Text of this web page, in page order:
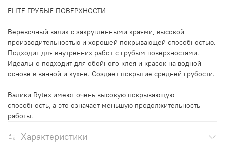
ELITE ГРУБЫЕ ПОВЕРХНОСТИ
Веревочный валик с закругленными краями, высокой
производительностью и хорошей покрывающей способностью.
Подходит для внутренних работ с грубым поверхностями.
Идеально подходит для обойного клея и красок на водной
основе в ванной и кухне. Создает покрытие средней грубости.
Валики Rytex имеют очень высокую покрывающую
способность, а это означает меньшую продолжительность
работы.
Характеристики